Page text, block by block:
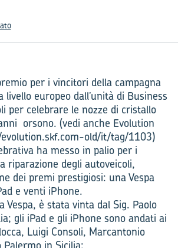
per i vincitori della campagna
livello europeo dall’unità di Business
per celebrare le nozze di cristallo
orsono. (vedi anche Evolution
old/it/tag/1103)
ha messo in palio per i
riparazione degli autoveicoli,
dei premi prestigiosi: una Vespa
e venti iPhone.
Vespa, è stata vinta dal Sig. Paolo
gli iPad e gli iPhone sono andati ai
Luigi Consoli, Marcantonio